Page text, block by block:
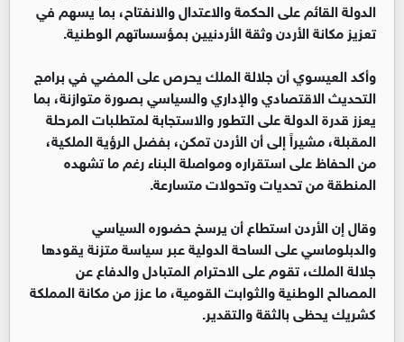
الدولة القائم على الحكمة والاعتدال والانفتاح، بما يسهم في
تعزيز مكانة الأردن وثقة الأردنيين بمؤسساتهم الوطنية.
وأكد العيسوي أن جلالة الملك يحرص على المضي في برامج
التحديث الاقتصادي والإداري والسياسي بصورة متوازنة، بما
يعزز قدرة الدولة على التطور والاستجابة لمتطلبات المرحلة
المقبلة، مشيراً إلى أن الأردن تمكن، بفضل الرؤية الملكية،
من الحفاظ على استقراره ومواصلة البناء رغم ما تشهده
المنطقة من تحديات وتحولات متسارعة.
وقال إن الأردن استطاع أن يرسخ حضوره السياسي
والدبلوماسي على الساحة الدولية عبر سياسة متزنة يقودها
جلالة الملك، تقوم على الاحترام المتبادل والدفاع عن
المصالح الوطنية والثوابت القومية، ما عزز من مكانة المملكة
كشريك يحظى بالثقة والتقدير.